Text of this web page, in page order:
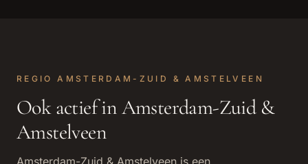
REGIOAMSTERDAM-ZUID & AMSTELVEEN
Ook actief inAmsterdam-Zuid &
Amstelveen
Amsterdam-Zuid & Amstelveen is een